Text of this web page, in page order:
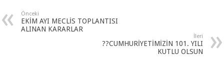
Önceki
EKİM AYI MECLİS TOPLANTISI
ALINAN KARARLAR
İleri
??CUMHURİYETİMİZİN 101. YILI
KUTLU OLSUN